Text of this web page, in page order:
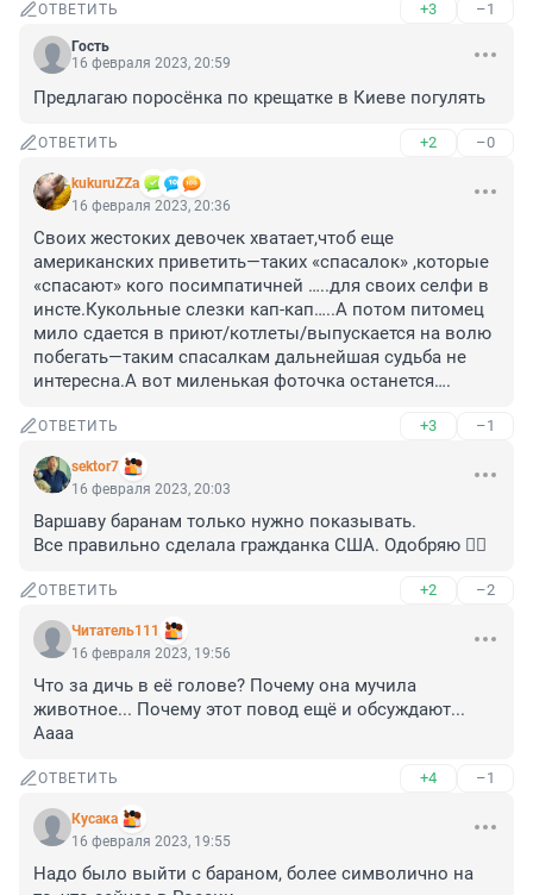
ОТВЕТИТЬ +3 –1
Гость
16 февраля 2023, 20:59
Предлагаю поросёнка по крещатке в Киеве погулять
ОТВЕТИТЬ +2 –0
kukuruZZa
16 февраля 2023, 20:36
Своих жестоких девочек хватает,чтоб еще
американских приветить—таких «спасалок» ,которые
«спасают» кого посимпатичней …..для своих селфи в
инсте.Кукольные слезки кап-кап…..А потом питомец
мило сдается в приют/котлеты/выпускается на волю
побегать—таким спасалкам дальнейшая судьба не
интересна.А вот миленькая фоточка останется….
ОТВЕТИТЬ +3 –1
sektor7
16 февраля 2023, 20:03
Варшаву баранам только нужно показывать.
Все правильно сделала гражданка США. Одобряю 👍🏻
ОТВЕТИТЬ +2 –2
Читатель111
16 февраля 2023, 19:56
Что за дичь в её голове? Почему она мучила
животное... Почему этот повод ещё и обсуждают...
Аааа
ОТВЕТИТЬ +4 –1
Кусака
16 февраля 2023, 19:55
Надо было выйти с бараном, более символично на